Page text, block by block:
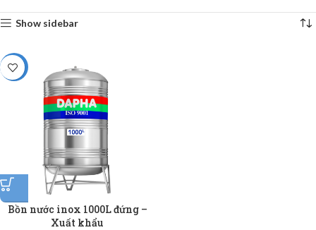
Show sidebar
-5%
Bồn nước inox 1000L đứng –
Xuất khẩu